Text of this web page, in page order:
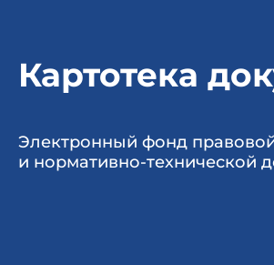
Картотека
Электронный фонд
и нормативно-технической